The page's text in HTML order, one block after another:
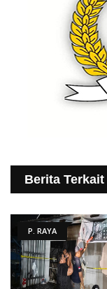
Berita Terkait
P. RAYA